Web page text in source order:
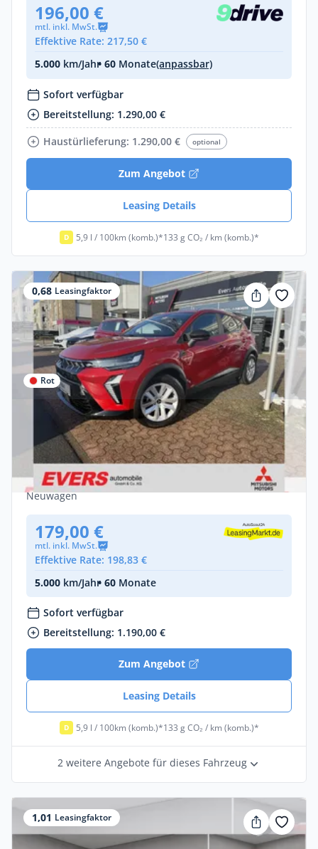
196,00 €
mtl. inkl. MwSt.
Effektive Rate: 217,50 €
5.000 km/Jahr• 60 Monate(anpassbar)
Sofort verfügbar
Bereitstellung: 1.290,00 €
Haustürlieferung: 1.290,00 €
optional
Zum Angebot
Leasing Details
D 5,9 l / 100km (komb.)*133 g CO₂ / km (komb.)*
0,68 Leasingfaktor
Rot
Privat & Gewerbe
Mitsubishi ASX 1.0 Turbo Plus *LED *PDC
*SHZ *Klima
Benzin •Manuell •91 PS (67 kW)
Neuwagen
179,00 €
mtl. inkl. MwSt.
Effektive Rate: 198,83 €
5.000 km/Jahr• 60 Monate
Sofort verfügbar
Bereitstellung: 1.190,00 €
Zum Angebot
Leasing Details
D 5,9 l / 100km (komb.)*133 g CO₂ / km (komb.)*
2 weitere Angebote für dieses Fahrzeug
1,01 Leasingfaktor